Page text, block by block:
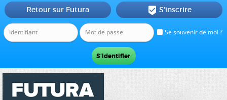
Se souvenir de moi ?
Retour sur Futura  S'inscrire